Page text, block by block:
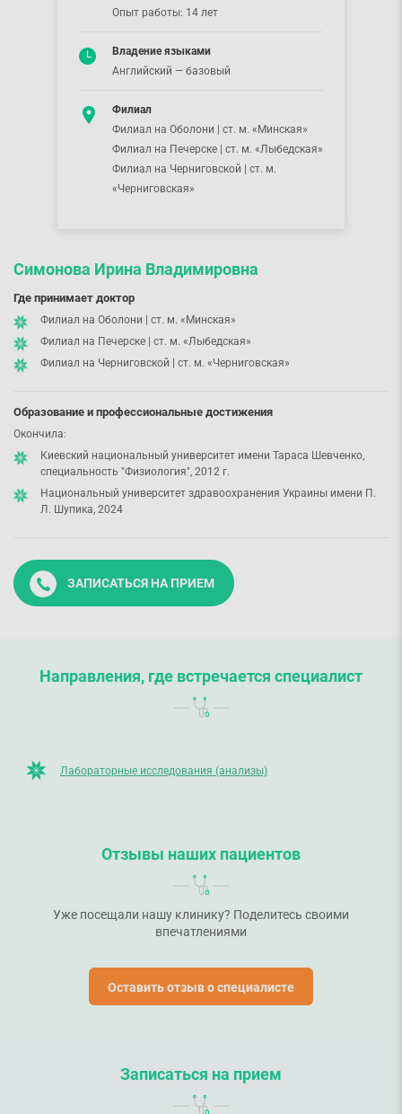
Опыт работы: 14 лет
Владение языками
Английский — базовый
Филиал
Филиал на Оболони | ст. м. «Минская»
Филиал на Печерске | ст. м. «Лыбедская»
Филиал на Черниговской | ст. м.
«Черниговская»
Симонова Ирина Владимировна
Где принимает доктор
Филиал на Оболони | ст. м. «Минская»
Филиал на Печерске | ст. м. «Лыбедская»
Филиал на Черниговской | ст. м. «Черниговская»
Образование и профессиональные достижения
Окончила:
Киевский национальный университет имени Тараса Шевченко,
специальность "Физиология", 2012 г.
Национальный университет здравоохранения Украины имени П.
Л. Шупика, 2024
ЗАПИСАТЬСЯ НА ПРИЕМ
Направления, где встречается специалист
Лабораторные исследования (анализы)
Отзывы наших пациентов
Уже посещали нашу клинику? Поделитесь своими
впечатлениями
Оставить отзыв о специалисте
Записаться на прием